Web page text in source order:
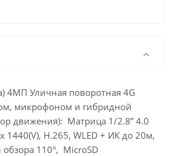
4МП Уличная поворотная 4G
микрофоном и гибридной
движения): Матрица 1/2.8” 4.0
1440(V), H.265, WLED + ИК до 20м,
110°, MicroSD